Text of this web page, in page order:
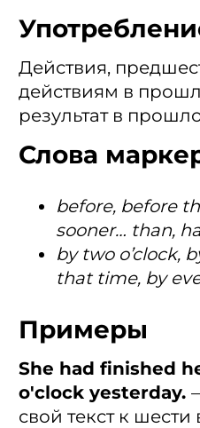
Действия,
действиям в
результат в
Слова
before, before
sooner… than,
by two o’clock,
that time, by
Примеры
She had finished
o'clock yesterday.
свой текст к шести